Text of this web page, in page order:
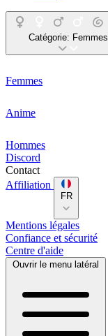
Catégorie: Femmes
Femmes
Anime
Hommes
Discord
Contact
Affiliation
FR
Mentions légales
Confiance et sécurité
Centre d'aide
Ouvrir le menu latéral